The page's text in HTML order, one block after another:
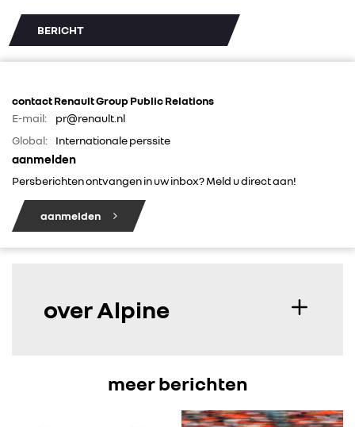
BERICHT
contact Renault Group Public Relations
E-mail:
pr@renault.nl
Global:
Internationale perssite
aanmelden
Persberichten ontvangen in uw inbox? Meld u direct aan!
aanmelden
over Alpine
meer berichten